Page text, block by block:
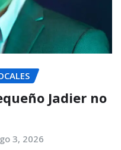
Jadier no
3, 2026